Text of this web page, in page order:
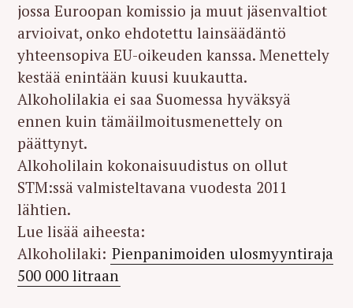
jossa Euroopan komissio ja muut jäsenvaltiot
arvioivat, onko ehdotettu lainsäädäntö
yhteensopiva EU-oikeuden kanssa. Menettely
kestää enintään kuusi kuukautta.
Alkoholilakia ei saa Suomessa hyväksyä
ennen kuin tämäilmoitusmenettely on
päättynyt.
Alkoholilain kokonaisuudistus on ollut
STM:ssä valmisteltavana vuodesta 2011
lähtien.
Lue lisää aiheesta:
Alkoholilaki: Pienpanimoiden ulosmyyntiraja
500 000 litraan